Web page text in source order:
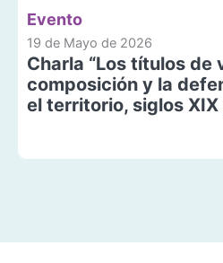
Evento
19 de Mayo de 2026
Charla “Los títulos de
composición y la
el territorio, siglos XIX